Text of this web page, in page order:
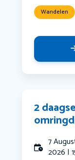
Wandelen
2
7
2026 |